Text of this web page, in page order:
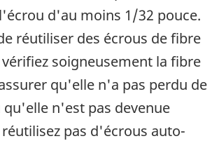
d'au moins 1/32 pouce.
réutiliser des écrous de fibre
soigneusement la fibre
qu'elle n'a pas perdu de
n'est pas devenue
pas d'écrous auto-